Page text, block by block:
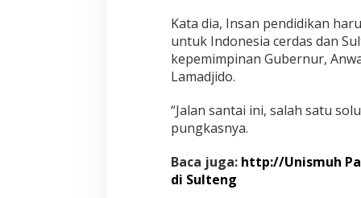
Kata dia, Insan pendidikan
untuk Indonesia cerdas dan
kepemimpinan Gubernur,
Lamadjido.
“Jalan santai ini, salah satu
pungkasnya.
Baca juga: http://Unismuh
di Sulteng